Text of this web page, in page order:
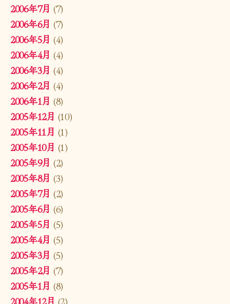
2006年7月 (7)
2006年6月 (7)
2006年5月 (4)
2006年4月 (4)
2006年3月 (4)
2006年2月 (4)
2006年1月 (8)
2005年12月 (10)
2005年11月 (1)
2005年10月 (1)
2005年9月 (2)
2005年8月 (3)
2005年7月 (2)
2005年6月 (6)
2005年5月 (5)
2005年4月 (5)
2005年3月 (5)
2005年2月 (7)
2005年1月 (8)
2004年12月 (2)